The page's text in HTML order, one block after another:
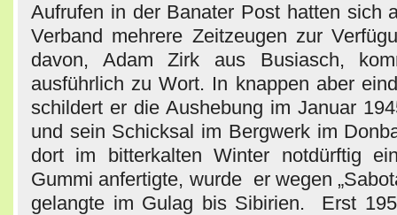
Aufrufen in der Banater Post hatten sich
Verband mehrere Zeitzeugen zur
davon, Adam Zirk aus Busiasch,
ausführlich zu Wort. In knappen aber
schildert er die Aushebung im Januar
und sein Schicksal im Bergwerk im
dort im bitterkalten Winter notdürftig
Gummi anfertigte, wurde er wegen
gelangte im Gulag bis Sibirien. Erst